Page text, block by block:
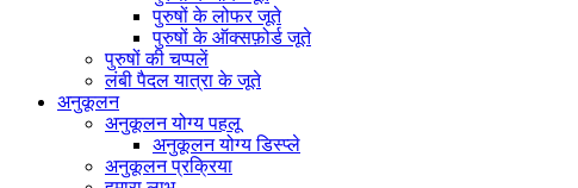
पुरुषों के लोफर जूते
पुरुषों के ऑक्सफ़ोर्ड जूते
पुरुषों की चप्पलें
लंबी पैदल यात्रा के जूते
अनुकूलन
अनुकूलन योग्य पहलू
अनुकूलन योग्य डिस्प्ले
अनुकूलन प्रक्रिया